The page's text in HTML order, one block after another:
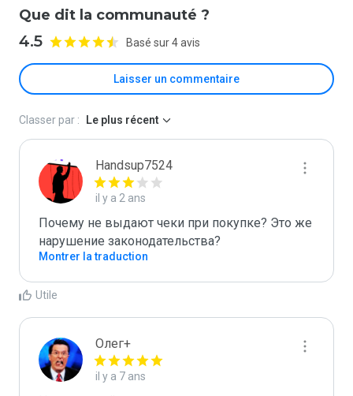
Que dit la communauté ?
4.5 Basé sur 4 avis
Laisser un commentaire
Classer par : Le plus récent
Handsup7524
il y a 2 ans
Почему не выдают чеки при покупке? Это же
нарушение законодательства?
Montrer la traduction
Utile
Олег+
il y a 7 ans